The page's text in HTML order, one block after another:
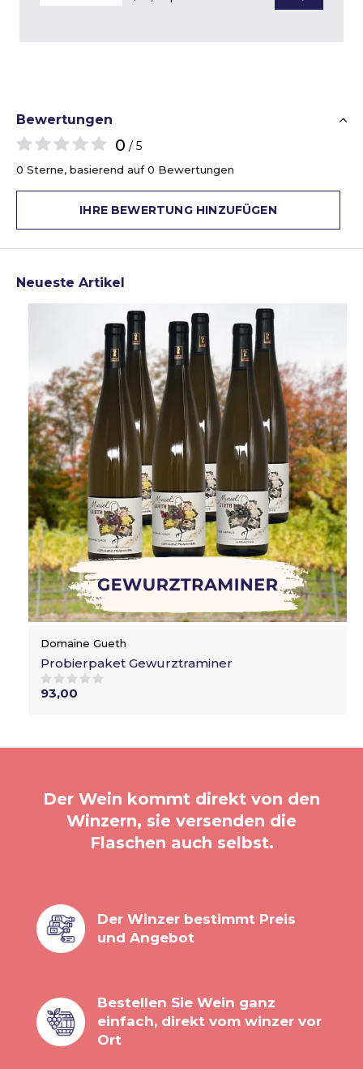
Bewertungen
0 / 5
0 Sterne, basierend auf 0 Bewertungen
IHRE BEWERTUNG HINZUFÜGEN
Neueste Artikel
Domaine Gueth
Probierpaket Gewurztraminer
93,00
Der Wein kommt direkt von den
Winzern, sie versenden die
Flaschen auch selbst.
Der Winzer bestimmt Preis
und Angebot
Bestellen Sie Wein ganz
einfach, direkt vom winzer vor
Ort